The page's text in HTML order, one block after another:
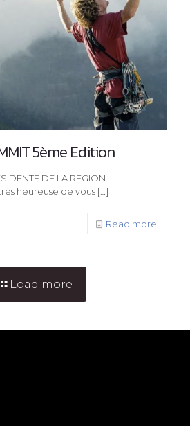
5ème Edition
DE LA REGION
heureuse de vous […]
Read more
Load more